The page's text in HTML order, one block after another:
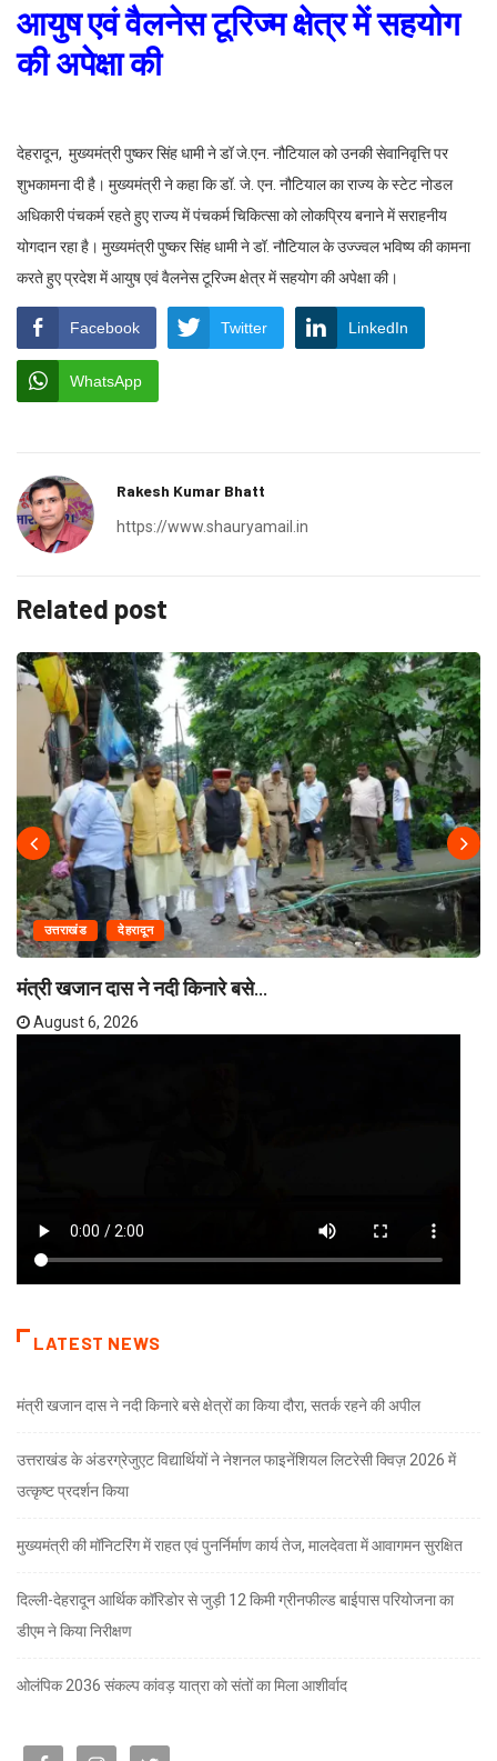
आयुष एवं वैलनेस टूरिज्म क्षेत्र में सहयोग
की अपेक्षा की
देहरादून, मुख्यमंत्री पुष्कर सिंह धामी ने डॉ जे.एन. नौटियाल को उनकी सेवानिवृत्ति पर
शुभकामना दी है। मुख्यमंत्री ने कहा कि डॉ. जे. एन. नौटियाल का राज्य के स्टेट नोडल
अधिकारी पंचकर्म रहते हुए राज्य में पंचकर्म चिकित्सा को लोकप्रिय बनाने में सराहनीय
योगदान रहा है। मुख्यमंत्री पुष्कर सिंह धामी ने डॉ. नौटियाल के उज्ज्वल भविष्य की कामना
करते हुए प्रदेश में आयुष एवं वैलनेस टूरिज्म क्षेत्र में सहयोग की अपेक्षा की।
Facebook Twitter LinkedIn
WhatsApp
Rakesh Kumar Bhatt
https://www.shauryamail.in
Related post
उत्तराखंड देहरादून
मंत्री खजान दास ने नदी किनारे बसे...
August 6, 2026
LATEST NEWS
मंत्री खजान दास ने नदी किनारे बसे क्षेत्रों का किया दौरा, सतर्क रहने की अपील
उत्तराखंड के अंडरग्रेजुएट विद्यार्थियों ने नेशनल फाइनेंशियल लिटरेसी क्विज़ 2026 में
उत्कृष्ट प्रदर्शन किया
मुख्यमंत्री की मॉनिटरिंग में राहत एवं पुनर्निर्माण कार्य तेज, मालदेवता में आवागमन सुरक्षित
दिल्ली-देहरादून आर्थिक कॉरिडोर से जुड़ी 12 किमी ग्रीनफील्ड बाईपास परियोजना का
डीएम ने किया निरीक्षण
ओलंपिक 2036 संकल्प कांवड़ यात्रा को संतों का मिला आशीर्वाद